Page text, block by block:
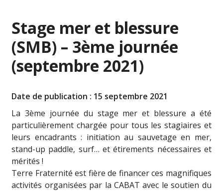
Stage mer et blessure
(SMB) – 3ème journée
(septembre 2021)
Date de publication : 15 septembre 2021
La 3ème journée du stage mer et blessure a été
particulièrement chargée pour tous les stagiaires et
leurs encadrants : initiation au sauvetage en mer,
stand-up paddle, surf… et étirements nécessaires et
mérités !
Terre Fraternité est fière de financer ces magnifiques
activités organisées par la CABAT avec le soutien du